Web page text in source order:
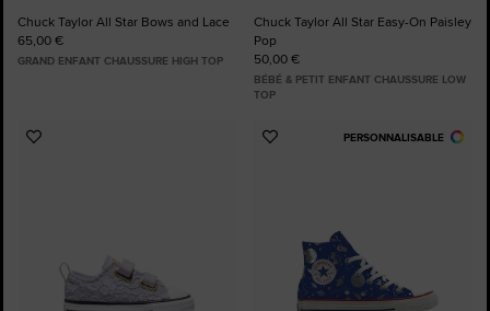
Chuck Taylor All Star Bows and Lace
65,00 €
GRAND ENFANT CHAUSSURE HIGH TOP
Chuck Taylor All Star Easy-On Paisley
Pop
50,00 €
BÉBÉ & PETIT ENFANT CHAUSSURE LOW
TOP
Ajouter
PERSONNALISABLE
Ajouter